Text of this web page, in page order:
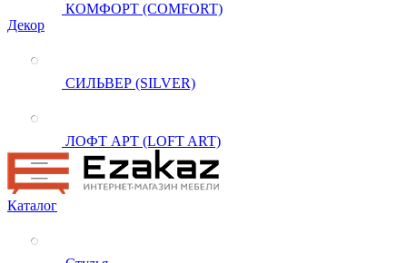
КОМФОРТ (COMFORT)
Декор
СИЛЬВЕР (SILVER)
ЛОФТ АРТ (LOFT ART)
Каталог